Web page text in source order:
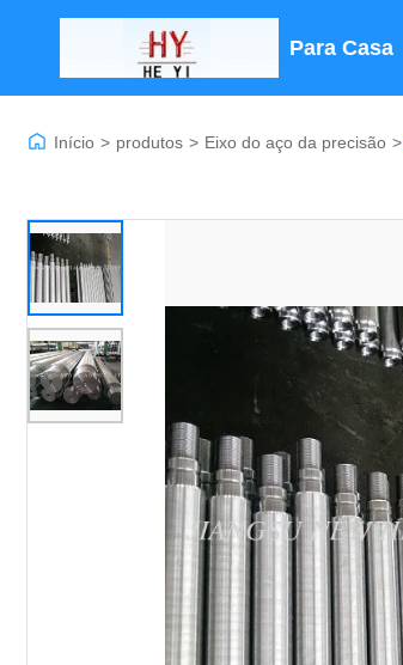
Para Casa
Início > produtos > Eixo do aço da precisão >